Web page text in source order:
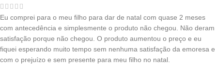
Eu comprei para o meu filho para dar de natal com quase 2 meses
com antecedência e simplesmente o produto não chegou. Não deram
satisfação porque não chegou. O produto aumentou o preço e eu
fiquei esperando muito tempo sem nenhuma satisfação da emoresa e
com o prejuízo e sem presente para meu filho no natal.